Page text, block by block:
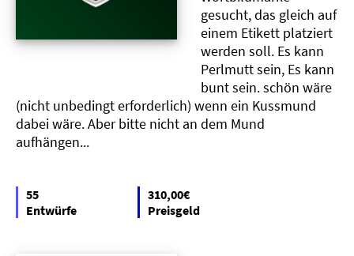
gesucht, das gleich auf
einem Etikett platziert
werden soll. Es kann
Perlmutt sein, Es kann
bunt sein. schön wäre
(nicht unbedingt erforderlich) wenn ein Kussmund
dabei wäre. Aber bitte nicht an dem Mund
aufhängen...
55
Entwürfe
310,00€
Preisgeld